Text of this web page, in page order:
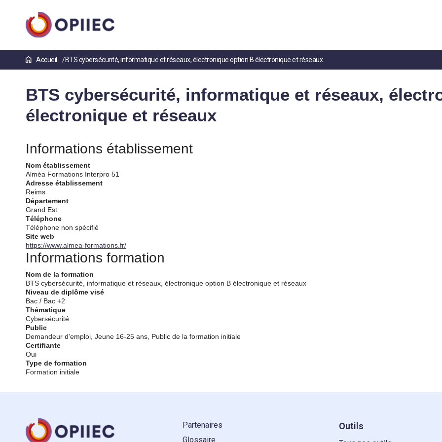
contenu
Accueil BTS cybersécurité, informatique et réseaux, électronique option B électronique et réseaux
BTS cybersécurité, informatique et réseaux,
électronique et réseaux
Informations établissement
Nom établissement
Alméa Formations Interpro 51
Adresse établissement
Reims
Département
Grand Est
Téléphone
Téléphone non spécifié
Site web
https://www.almea-formations.fr/
Informations formation
Nom de la formation
BTS cybersécurité, informatique et réseaux, électronique option B électronique et réseaux
Niveau de diplôme visé
Bac / Bac +2
Thématique
Cybersécurité
Public
Demandeur d'emploi, Jeune 16-25 ans, Public de la formation initiale
Certifiante
Oui
Type de formation
Formation initiale
Partenaires
Glossaire
Outils